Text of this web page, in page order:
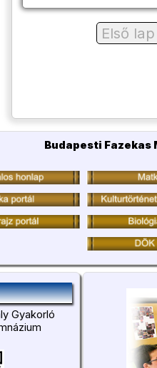
Első lap
Budapesti Fazekas
Gyakorló